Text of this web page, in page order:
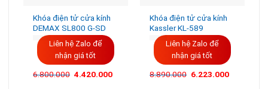
Khóa điện tử cửa kính
DEMAX SL800 G-SD
Liên hệ Zalo để
nhận giá tốt
6.800.000 4.420.000
Khóa điện tử cửa kính
Kassler KL-589
Liên hệ Zalo để
nhận giá tốt
8.890.000 6.223.000